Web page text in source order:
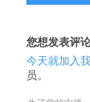
您想发表评
今天就加入
员。